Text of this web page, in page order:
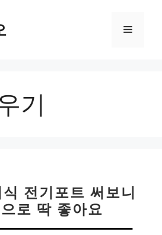
메
기
전기포트 써보니
로 딱 좋아요